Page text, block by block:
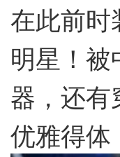
在此前时
明星！被
器，还
优雅得体